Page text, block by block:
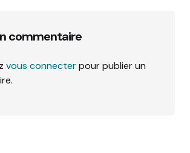
commentaire
vous connecterpour publier un